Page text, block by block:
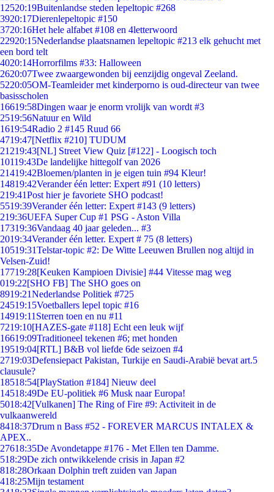
12520:19Buitenlandse steden lepeltopic #268
3920:17Dierenlepeltopic #150
3720:16Het hele alfabet #108 en 4letterwoord
22920:15Nederlandse plaatsnamen lepeltopic #213 elk gehucht met
een bord telt
4020:14Horrorfilms #33: Halloween
2620:07Twee zwaargewonden bij eenzijdig ongeval Zeeland.
5220:05OM-Teamleider met kinderporno is oud-directeur van twee
basisscholen
16619:58Dingen waar je enorm vrolijk van wordt #3
2519:56Natuur en Wild
1619:54Radio 2 #145 Ruud 66
4719:47[Netflix #210] TUDUM
21219:43[NL] Street View Quiz [#122] - Loogisch toch
10119:43De landelijke hittegolf van 2026
21419:42Bloemen/planten in je eigen tuin #94 Kleur!
14819:42Verander één letter: Expert #91 (10 letters)
219:41Post hier je favoriete SHO podcast!
5519:39Verander één letter: Expert #143 (9 letters)
219:36UEFA Super Cup #1 PSG - Aston Villa
17319:36Vandaag 40 jaar geleden... #3
2019:34Verander één letter. Expert # 75 (8 letters)
10519:31Telstar-topic #2: De Witte Leeuwen Brullen nog altijd in
Velsen-Zuid!
17719:28[Keuken Kampioen Divisie] #44 Vitesse mag weg
019:22[SHO FB] The SHO goes on
8919:21Nederlandse Politiek #725
24519:15Voetballers lepel topic #16
14919:11 Sterren toen en nu #11
7219:10[HAZES-gate #118] Echt een leuk wijf
16619:09Traditioneel tekenen #6; met honden
19519:04[RTL] B&B vol liefde 6de seizoen #4
2719:03Defensiepact Pakistan, Turkije en Saudi-Arabië bevat art.5
clausule?
18518:54[PlayStation #184] Nieuw deel
14518:49De EU-politiek #6 Musk naar Europa!
5018:42[Vulkanen] The Ring of Fire #9: Activiteit in de
vulkaanwereld
8418:37Drum n Bass #52 - FOREVER MARCUS INTALEX &
APEX..
27618:35De Avondetappe #176 - Met Ellen ten Damme.
518:29De zich ontwikkelende crisis in Japan #2
818:28Orkaan Dolphin treft zuiden van Japan
418:25Mijn testament